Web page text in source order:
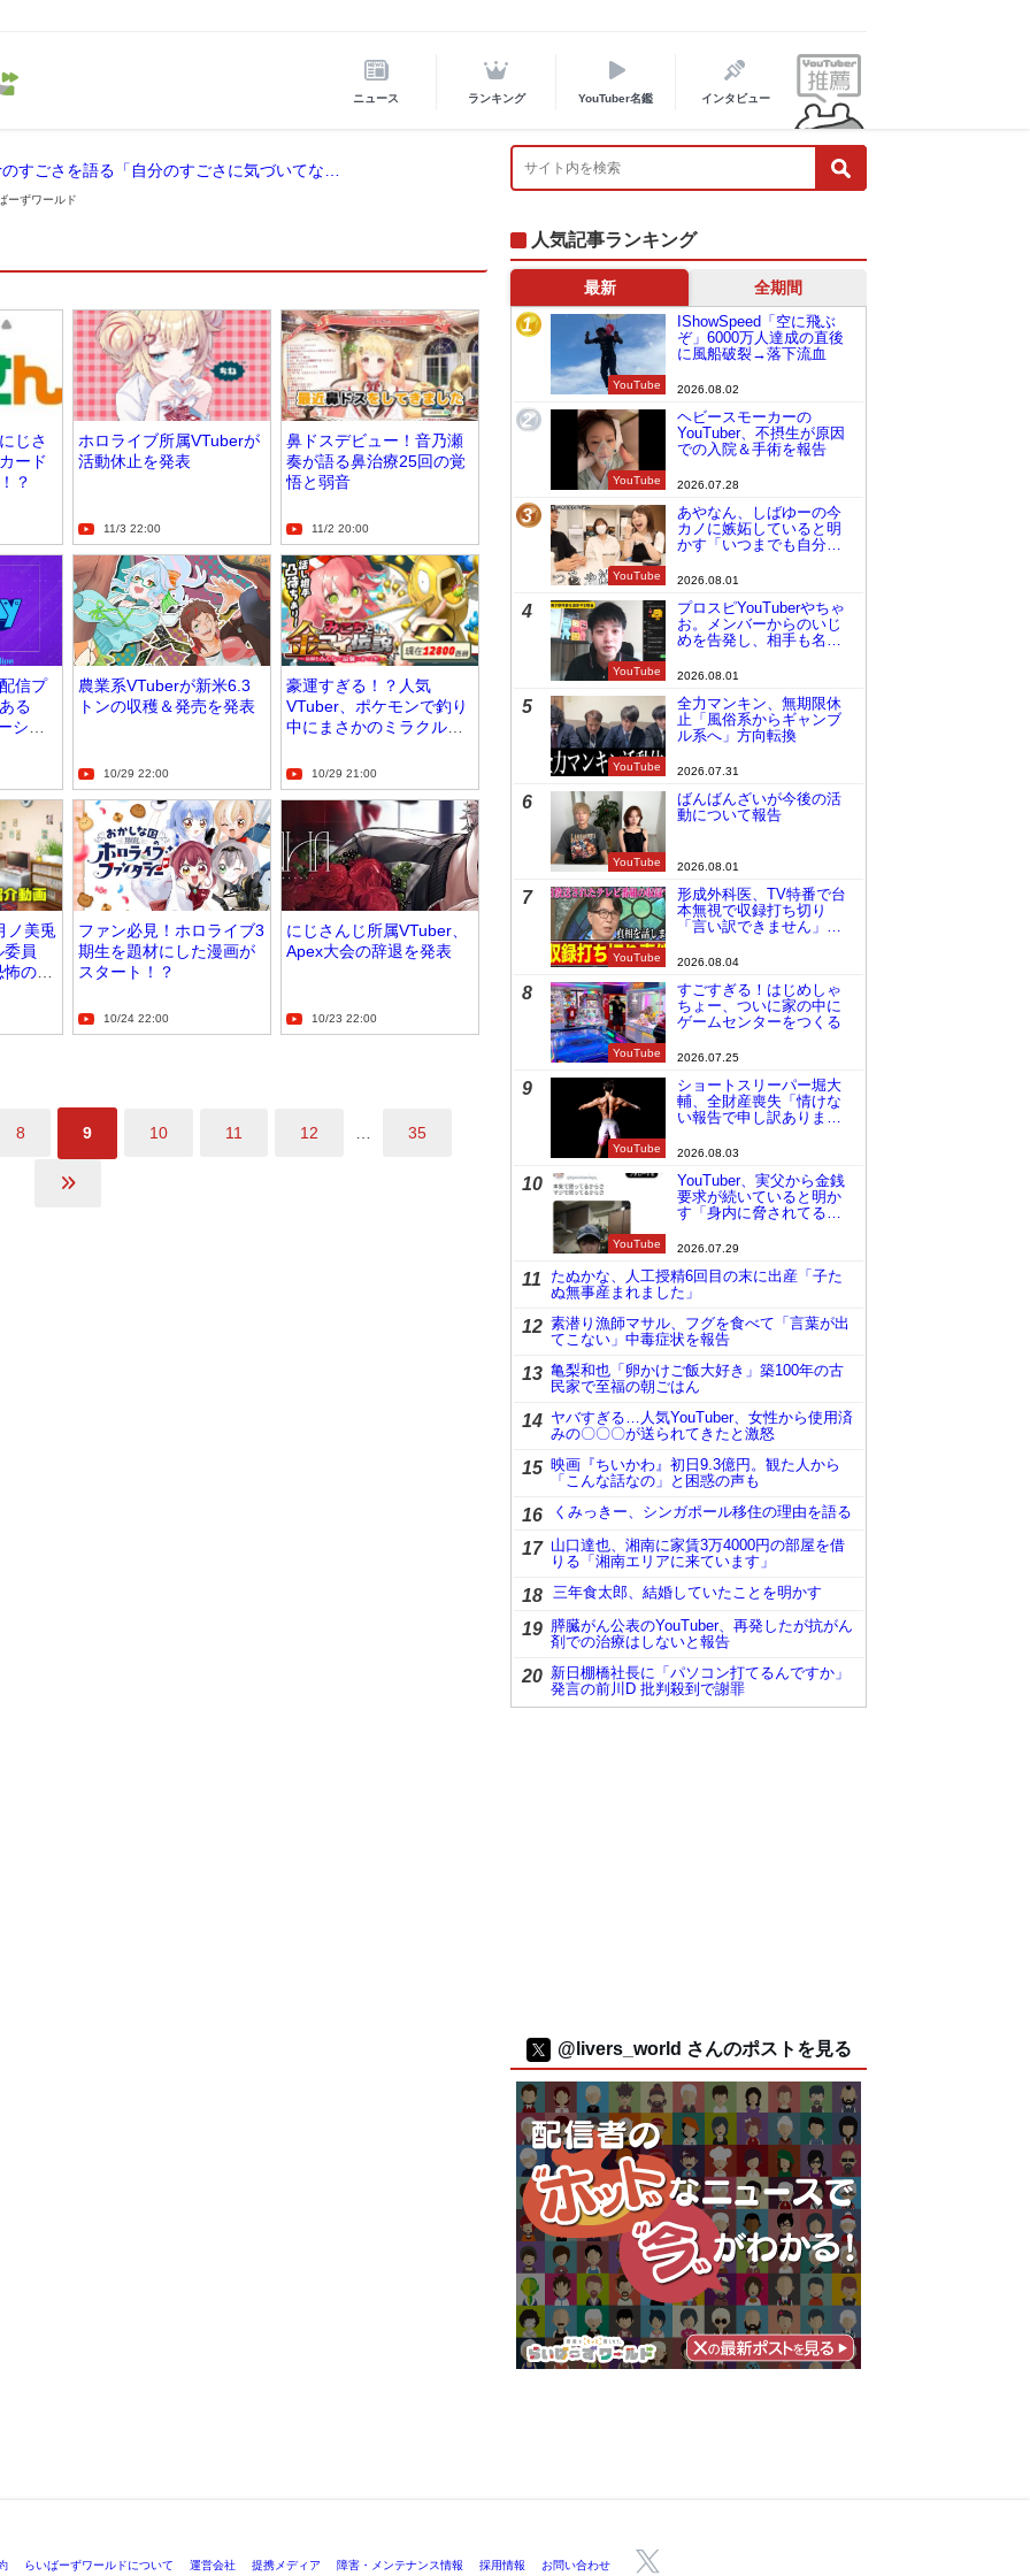
ニュース ランキング YouTuber名鑑 インタビュー
ーずワールド
じさ
ード
？
ホロライブ所属VTuberが
活動休止を発表
11/3 22:00
鼻ドスデビュー！音乃瀬
奏が語る鼻治療25回の覚
悟と弱音
11/2 20:00
信プ
る
シッ
農業系VTuberが新米6.3
トンの収穫＆発売を発表
10/29 22:00
豪運すぎる！？人気
VTuber、ポケモンで釣り
中にまさかのミラクル
10/29 21:00
ノ美兎
員
怖の
ファン必見！ホロライブ3
期生を題材にした漫画が
スタート！？
10/24 22:00
にじさんじ所属VTuber、
Apex大会の辞退を発表
10/23 22:00
8 9 10 11 12 35
人気記事ランキング
最新 全期間
1
YouTube
IShowSpeed「空に飛ぶ
ぞ」6000万人達成の直後
に風船破裂→落下流血
2026.08.02
2
YouTube
ヘビースモーカーの
YouTuber、不摂生が原因
での入院＆手術を報告
2026.07.28
3
YouTube
あやなん、しばゆーの今
カノに嫉妬していると明
かす「いつまでも自分の
2026.08.01
4
YouTube
プロスピYouTuberやちゃ
お。メンバーからのいじ
めを告発し、相手も名指
2026.08.01
5
YouTube
全力マンキン、無期限休
止「風俗系からギャンブ
ル系へ」方向転換
2026.07.31
6
YouTube
ばんばんざいが今後の活
動について報告
2026.08.01
7
YouTube
形成外科医、TV特番で台
本無視で収録打ち切り
「言い訳できません」と
2026.08.04
8
YouTube
すごすぎる！はじめしゃ
ちょー、ついに家の中に
ゲームセンターをつくる
2026.07.25
9
YouTube
ショートスリーパー堀大
輔、全財産喪失「情けな
い報告で申し訳ありませ
2026.08.03
10
YouTube
YouTuber、実父から金銭
要求が続いていると明か
す「身内に脅されてる
2026.07.29
11
たぬかな、人工授精6回目の末に出産「子た
ぬ無事産まれました」
12 素潜り漁師マサル、フグを食べて「言葉が出
てこない」中毒症状を報告
13 亀梨和也「卵かけご飯大好き」築100年の古
民家で至福の朝ごはん
14 ヤバすぎる…人気YouTuber、女性から使用済
みの〇〇〇が送られてきたと激怒
15 映画『ちいかわ』初日9.3億円。観た人から
「こんな話なの」と困惑の声も
16 くみっきー、シンガポール移住の理由を語る
17 山口達也、湘南に家賃3万4000円の部屋を借
りる「湘南エリアに来ています」
18 三年食太郎、結婚していたことを明かす
19 膵臓がん公表のYouTuber、再発したが抗がん
剤での治療はしないと報告
20 新日棚橋社長に「パソコン打てるんですか」
発言の前川D 批判殺到で謝罪
@livers_world さんのポストを見る
らいばーずワールドについて 運営会社 提携メディア 障害・メンテナンス情報 採用情報 お問い合わせ